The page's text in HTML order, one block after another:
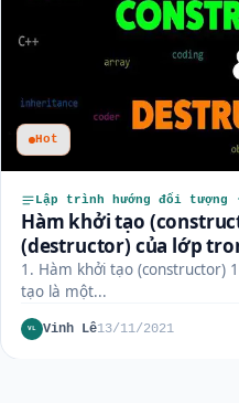
Hot
Lập trình hướng đối tượng
Hàm khởi tạo
(destructor) của lớp
1. Hàm khởi tạo (constructor)
tạo là một...
VL Vinh Lê13/11/2021